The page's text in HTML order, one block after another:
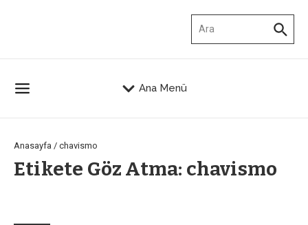
Ana Menü
Anasayfa / chavismo
Etikete Göz Atma: chavismo